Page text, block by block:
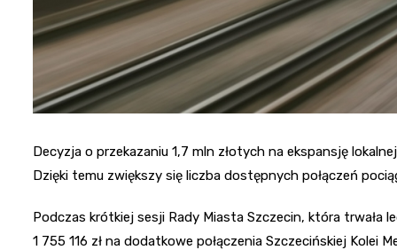
Decyzja o przekazaniu 1,7 mln złotych na ekspansję
Dzięki temu zwiększy się liczba dostępnych połączeń
Podczas krótkiej sesji Rady Miasta Szczecin, która trwała
1 755 116 zł na dodatkowe połączenia Szczecińskiej Kolei